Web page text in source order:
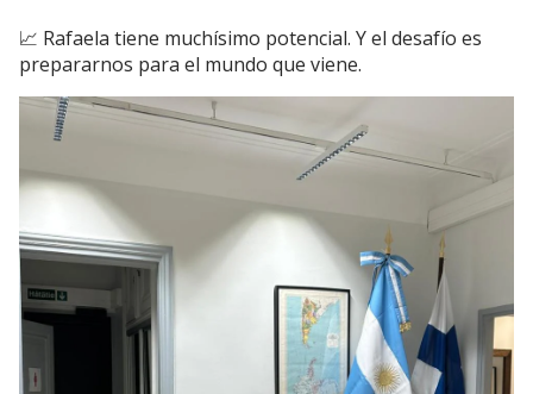
📈 Rafaela tiene muchísimo potencial. Y el desafío es
prepararnos para el mundo que viene.